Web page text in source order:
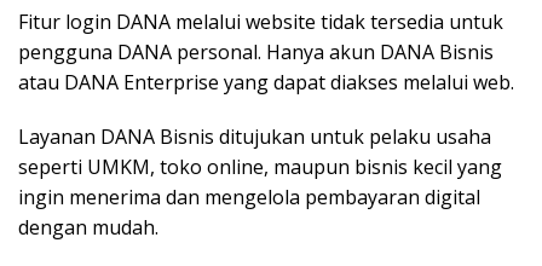
Fitur login DANA melalui website tidaktersedia untuk
pengguna DANA personal. Hanya akun DANA Bisnis
atau DANA Enterprise yangdapatdiakses melalui web.
Layanan DANA Bisnis ditujukan untuk pelaku usaha
seperti UMKM, toko online, maupun bisnis kecil yang
ingin menerima dan mengelola pembayaran digital
dengan mudah.